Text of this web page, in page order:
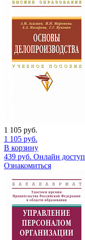
1 105 руб.
1 105 руб.
В корзину
439 руб. Онлайн доступ
Ознакомиться